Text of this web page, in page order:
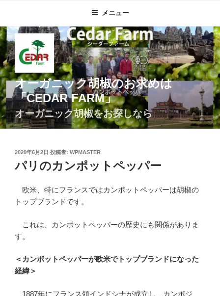
テ
ン
ツ
へ
ス
キ
ッ
プ
オーガニック胡椒のお求めは
「CEDAR FARM」
オーガニック胡椒をお探しなら
メニュー
投
日:
2020年6月2日 投稿者: WPMASTER
パリのカンポットペッパー
欧米、特にフランスではカンポットペッパーは胡椒の
トップブランドです。
これは、カンポットペッパーの歴史にも関係がありま
す。
＜カンポットペッパーが欧米でトップブランドになった
経緯＞
1887年にフランス領インドシナが成立し、カンボジ